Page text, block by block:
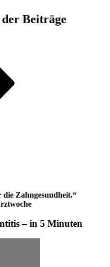
Beiträge
Zahngesundheit.“
– in 5 Minuten